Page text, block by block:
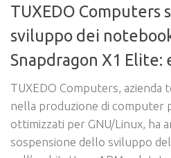
TUXEDO Computers
sviluppo dei
Snapdragon X1 Elite:
TUXEDO Computers, azienda
nella produzione di computer
ottimizzati per GNU/Linux, ha
sospensione dello sviluppo